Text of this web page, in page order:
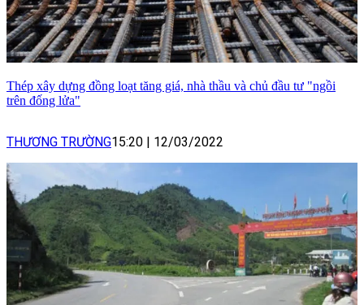
Thép xây dựng đồng loạt tăng giá, nhà thầu và chủ đầu tư "ngồi
trên đống lửa"
THƯƠNG TRƯỜNG15:20 | 12/03/2022